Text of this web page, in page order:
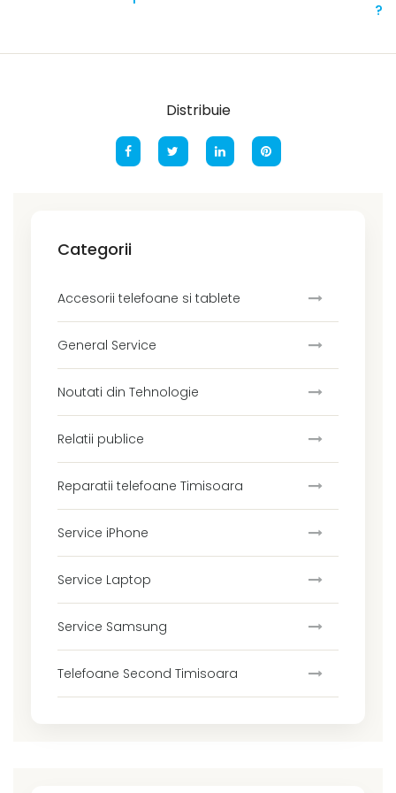
?
Distribuie
Categorii
Accesorii telefoane si tablete
General Service
Noutati din Tehnologie
Relatii publice
Reparatii telefoane Timisoara
Service iPhone
Service Laptop
Service Samsung
Telefoane Second Timisoara